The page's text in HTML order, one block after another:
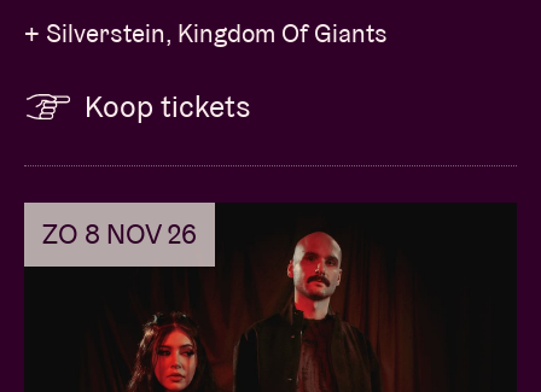
+ Silverstein, Kingdom Of Giants
Koop tickets
ZO 8 NOV 26